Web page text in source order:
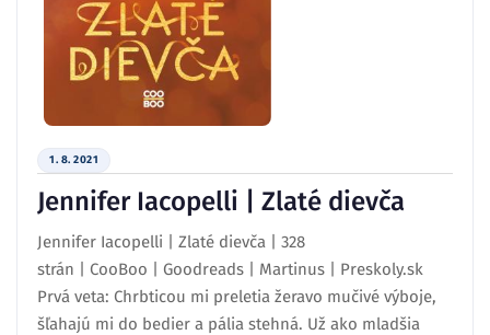
1. 8. 2021
Jennifer Iacopelli | Zlaté dievča
Jennifer Iacopelli | Zlaté dievča | 328
strán | CooBoo | Goodreads | Martinus | Preskoly.sk
Prvá veta: Chrbticou mi preletia žeravo mučivé výboje,
šľahajú mi do bedier a pália stehná. Už ako mladšia